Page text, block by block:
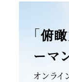
「俯
ーマ
オンライ